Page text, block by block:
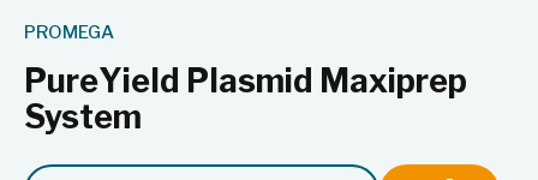
PROMEGA
PureYield Plasmid Maxiprep
System